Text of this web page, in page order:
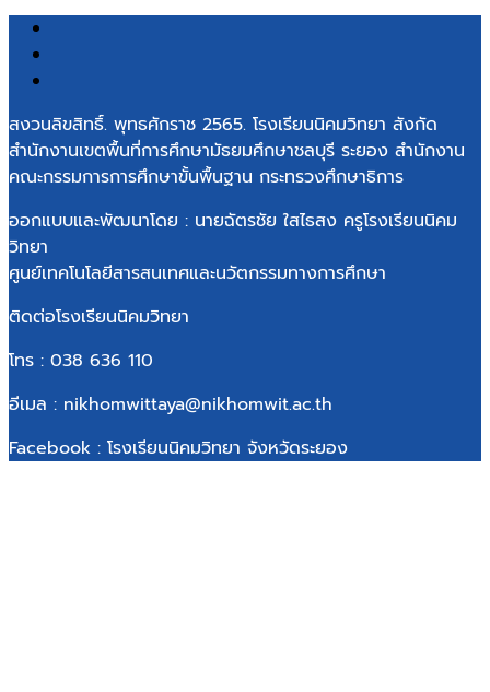
สงวนลิขสิทธิ์. พุทธศักราช 2565. โรงเรียนนิคมวิทยา สังกัด
สำนักงานเขตพื้นที่การศึกษามัธยมศึกษาชลบุรี ระยอง สำนักงาน
คณะกรรมการการศึกษาขั้นพื้นฐาน กระทรวงศึกษาธิการ
ออกแบบและพัฒนาโดย : นายฉัตรชัย ใสไธสง ครูโรงเรียนนิคม
วิทยา
ศูนย์เทคโนโลยีสารสนเทศและนวัตกรรมทางการศึกษา
ติดต่อโรงเรียนนิคมวิทยา
โทร : 038 636 110
อีเมล : nikhomwittaya@nikhomwit.ac.th
Facebook : โรงเรียนนิคมวิทยา จังหวัดระยอง